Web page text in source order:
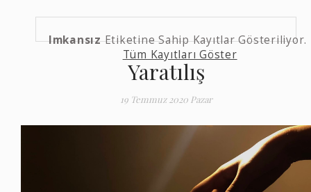
ImkansızEtiketine Sahip Kayıtlar Gösteriliyor.
Tüm Kayıtları Göster
Yaratılış
19 Temmuz 2020 Pazar